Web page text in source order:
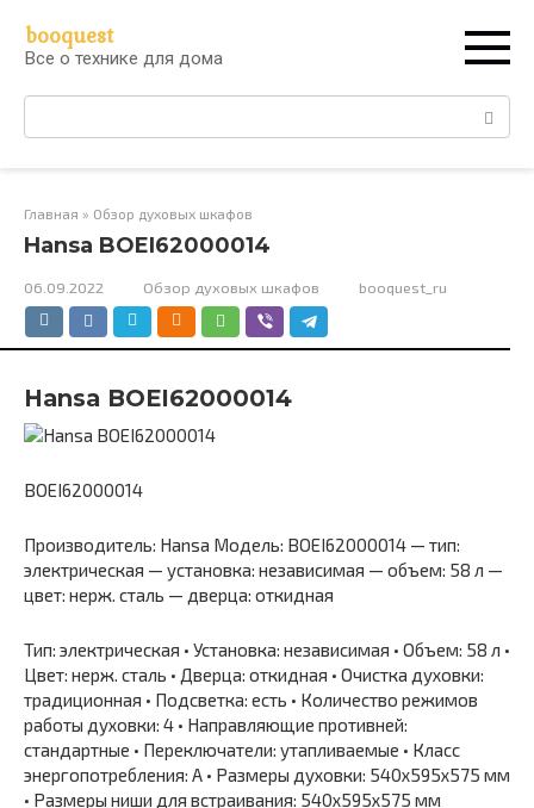
контенту
booquest
Все о технике для дома
Поиск:
Главная » Обзор духовых шкафов
Hansa BOEI62000014
06.09.2022 Обзор духовых шкафов booquest_ru
Hansa BOEI62000014
BOEI62000014
Производитель: Hansa Модель: BOEI62000014 — тип:
электрическая — установка: независимая — объем: 58 л —
цвет: нерж. сталь — дверца: откидная
Тип: электрическая • Установка: независимая • Объем: 58 л •
Цвет: нерж. сталь • Дверца: откидная • Очистка духовки:
традиционная • Подсветка: есть • Количество режимов
работы духовки: 4 • Направляющие противней:
стандартные • Переключатели: утапливаемые • Класс
энергопотребления: A • Размеры духовки: 540x595x575 мм
• Размеры ниши для встраивания: 540x595x575 мм